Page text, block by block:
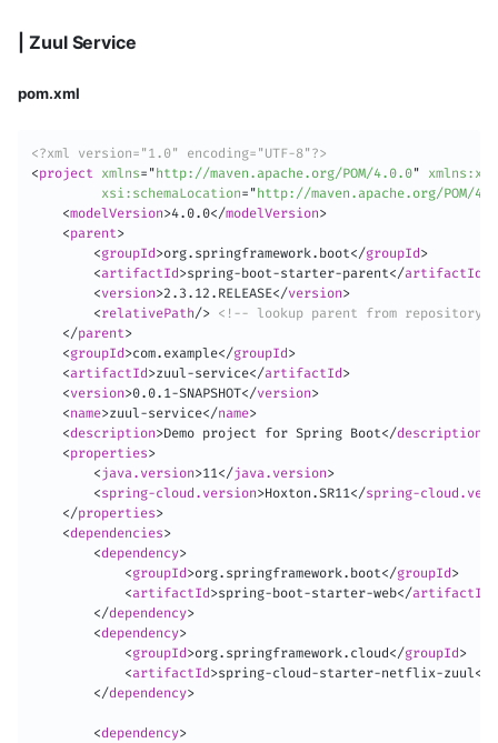
| Zuul Service
pom.xml
<?xml version="1.0" encoding="UTF-8"?>
<project xmlns= "http://maven.apache.org/POM/4.0.0" xmlns: xsi
xsi: schemaLocation= "http://maven.apache.org/POM/
<modelVersion>4.0.0</modelVersion>
<parent>
<groupId>org.springframework.boot</groupId>
<artifactId>spring-boot-starter-parent</artifactId
<version>2.3.12.RELEASE</version>
<relativePath/> <!-- lookup parent from repository
</parent>
<groupId>com.example</groupId>
<artifactId>zuul-service</artifactId>
<version>0.0.1-SNAPSHOT</version>
<name>zuul-service</name>
<description>Demo project for Spring Boot</description
<properties>
<java.version>11 </java.version>
<spring-cloud.version>Hoxton.SR11 </spring-
</properties>
<dependencies>
<dependency>
<groupId>org.springframework.boot</groupId>
<artifactId>spring-boot-starter-web</artifactId
</dependency>
<dependency>
<groupId>org.springframework.cloud</groupId>
<artifactId>spring-cloud-starter-netflix-zuul </
</dependency>
<dependency>